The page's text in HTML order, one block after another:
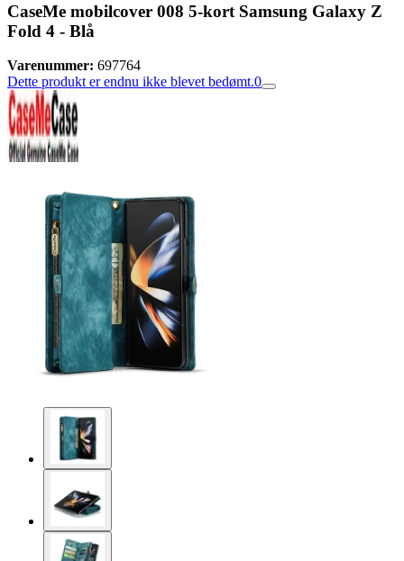
CaseMe mobilcover 008 5-kort Samsung Galaxy Z
Fold 4 - Blå
Varenummer: 697764
Dette produkt er endnu ikke blevet bedømt.0